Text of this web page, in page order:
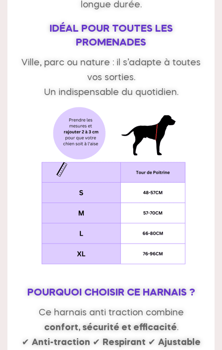
longue durée.
IDÉAL POUR TOUTES LES
PROMENADES
Ville, parc ou nature : il s’adapte à toutes
vos sorties.
Un indispensable du quotidien.
POURQUOI CHOISIR CE HARNAIS ?
Ce harnais anti traction combine
confort, sécurité et efficacité.
✔ Anti-traction ✔ Respirant ✔ Ajustable